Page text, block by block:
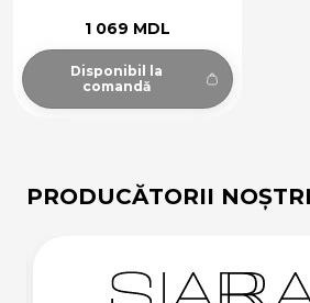
1 069 MDL
Disponibil la
comandă
PRODUCĂTORII NOȘTRI